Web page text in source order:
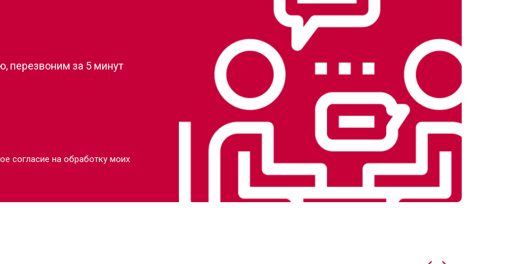
от 4500 ₽ Заказать
Заказать
от 130 мин от 4800 ₽ Заказать
перезвоним за 5 минут
согласие на обработку моих